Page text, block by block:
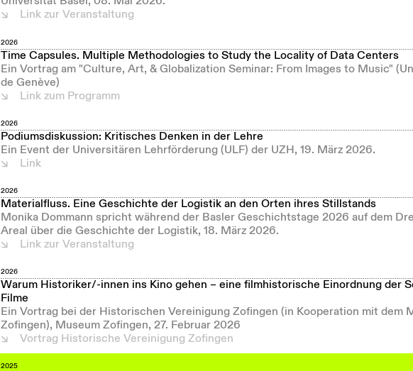
Link zur Veranstaltung
2026
Time Capsules. Multiple Methodologies to Study the Locality of Data Centers
Ein Vortrag am "Culture, Art, & Globalization Seminar: From Images to Music"
de Genève)
Link zum Programm
2026
Podiumsdiskussion: Kritisches Denken in der Lehre
Ein Event der Universitären Lehrförderung (ULF) der UZH, 19. März 2026.
Link
2026
Materialfluss. Eine Geschichte der Logistik an den Orten ihres Stillstands
Monika Dommann spricht während der Basler Geschichtstage 2026 auf dem
Areal über die Geschichte der Logistik, 18. März 2026.
Link zur Veranstaltung
2026
Warum Historiker/-innen ins Kino gehen – eine filmhistorische Einordnung der
Filme
Ein Vortrag bei der Historischen Vereinigung Zofingen (in Kooperation mit dem
Zofingen), Museum Zofingen, 27. Februar 2026
Vortrag Historische Vereinigung Zofingen
2025